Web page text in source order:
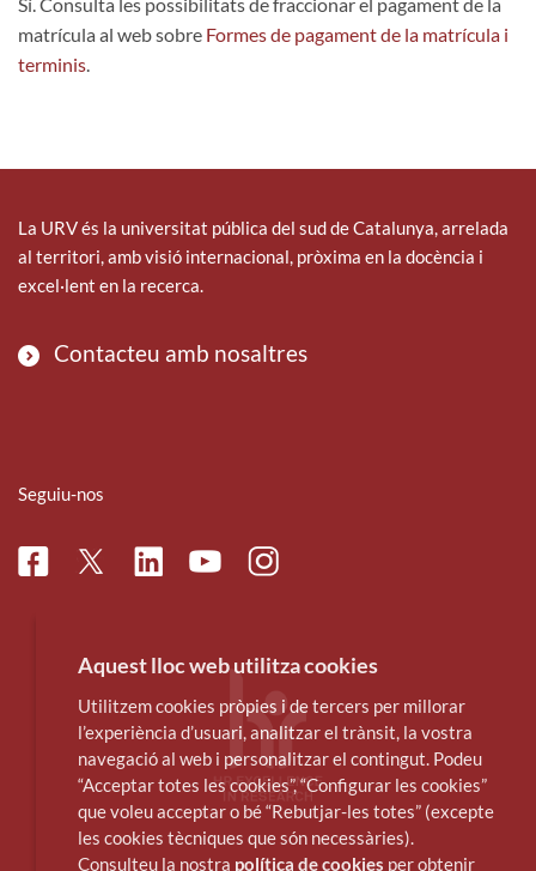
Sí. Consulta les possibilitats de fraccionar el pagament de la
matrícula al web sobre Formes de pagament de la matrícula i
terminis.
La URV és la universitat pública del sud de Catalunya, arrelada
al territori, amb visió internacional, pròxima en la docència i
excel·lent en la recerca.
Contacteu amb nosaltres
Seguiu-nos
FacebookTwitterLinkedinYoutubeInstagram
Aquest lloc web utilitza cookies
Utilitzem cookies pròpies i de tercers per millorar
l’experiència d’usuari, analitzar el trànsit, la vostra
navegació al web i personalitzar el contingut. Podeu
“Acceptar totes les cookies”, “Configurar les cookies”
que voleu acceptar o bé “Rebutjar-les totes” (excepte
les cookies tècniques que són necessàries).
Consulteu la nostra política de cookies per obtenir